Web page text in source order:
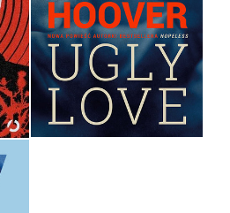
UGLY LOVE
COLLEEN HOOVER
OPRAWA MIĘKKA
36,90 ZŁ